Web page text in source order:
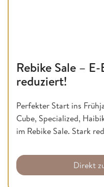
Rebike Sale –
reduziert!
Perfekter Start ins
Cube, Specialized,
im Rebike Sale. Stark
Direkt